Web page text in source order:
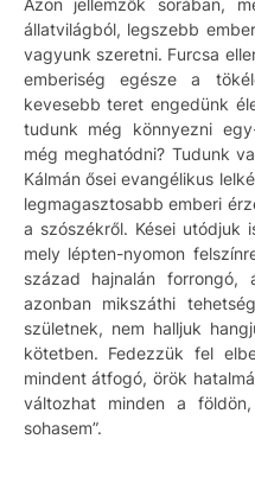
állatvilágból, legszebb
vagyunk szeretni. Furcsa
emberiség egésze a
kevesebb teret engedünk
tudunk még könnyezni
még meghatódni? Tudunk
Kálmán ősei evangélikus
legmagasztosabb emberi
a szószékről. Kései utódjuk
mely lépten-nyomon
század hajnalán forrongó,
azonban mikszáthi
születnek, nem halljuk
kötetben. Fedezzük fel
mindent átfogó, örök
változhat minden a
sohasem”.